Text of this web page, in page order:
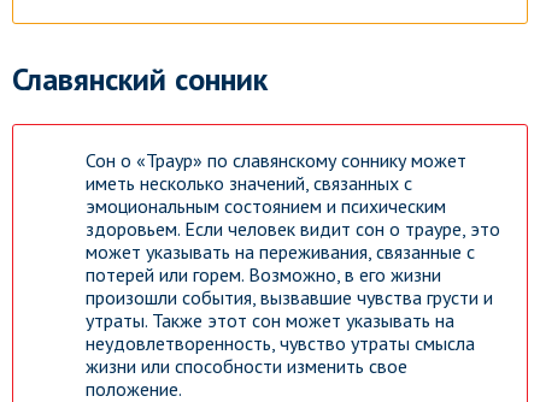
Славянский сонник
Сон о «Траур» по славянскому соннику может
иметь несколько значений, связанных с
эмоциональным состоянием и психическим
здоровьем. Если человек видит сон о трауре, это
может указывать на переживания, связанные с
потерей или горем. Возможно, в его жизни
произошли события, вызвавшие чувства грусти и
утраты. Также этот сон может указывать на
неудовлетворенность, чувство утраты смысла
жизни или способности изменить свое
положение.